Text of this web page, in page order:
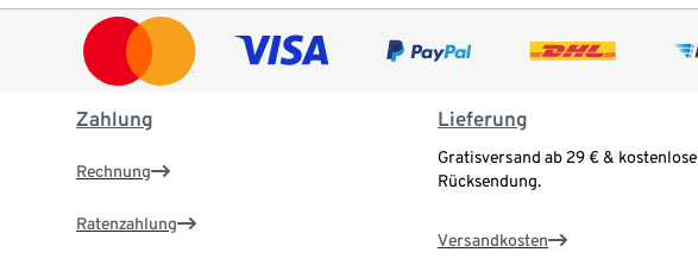
Zahlung
Rechnung
Ratenzahlung
Lieferung
Gratisversand ab 29 € & kostenlose
Rücksendung.
Versandkosten